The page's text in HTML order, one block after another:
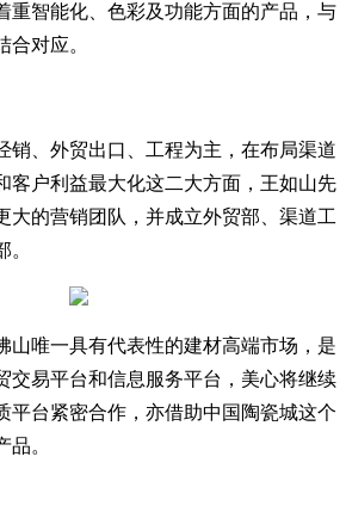
重智能化、色彩及功能方面的产品，与
合对应。
销、外贸出口、工程为主，在布局渠道
客户利益最大化这二大方面，王如山先
大的营销团队，并成立外贸部、渠道工
山唯一具有代表性的建材高端市场，是
交易平台和信息服务平台，美心将继续
平台紧密合作，亦借助中国陶瓷城这个
。